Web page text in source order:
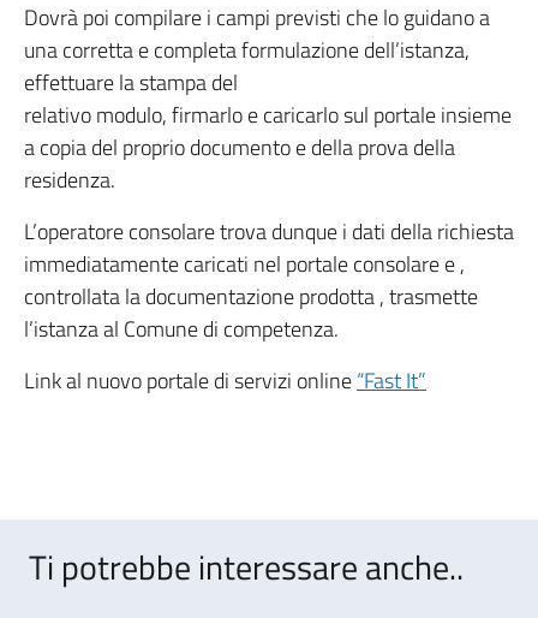
Dovrà poi compilare i campi previsti che lo guidano a
una corretta e completa formulazione dell’istanza,
effettuare la stampa del
relativo modulo, firmarlo e caricarlo sul portale insieme
a copia del proprio documento e della prova della
residenza.
L’operatore consolare trova dunque i dati della richiesta
immediatamente caricati nel portale consolare e ,
controllata la documentazione prodotta , trasmette
l’istanza al Comune di competenza.
Link al nuovo portale di servizi online“Fast It”
Ti potrebbe interessare anche..